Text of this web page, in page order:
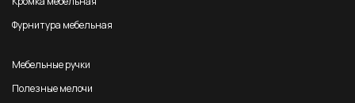
Фурнитура мебельная
Мебельные ручки
Полезные мелочи